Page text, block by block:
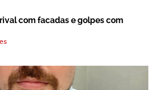
com facadas e golpes com